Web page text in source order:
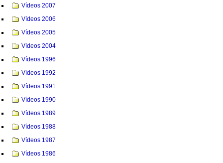
Vídeos 2007
Vídeos 2006
Vídeos 2005
Vídeos 2004
Vídeos 1996
Vídeos 1992
Vídeos 1991
Vídeos 1990
Vídeos 1989
Vídeos 1988
Vídeos 1987
Vídeos 1986